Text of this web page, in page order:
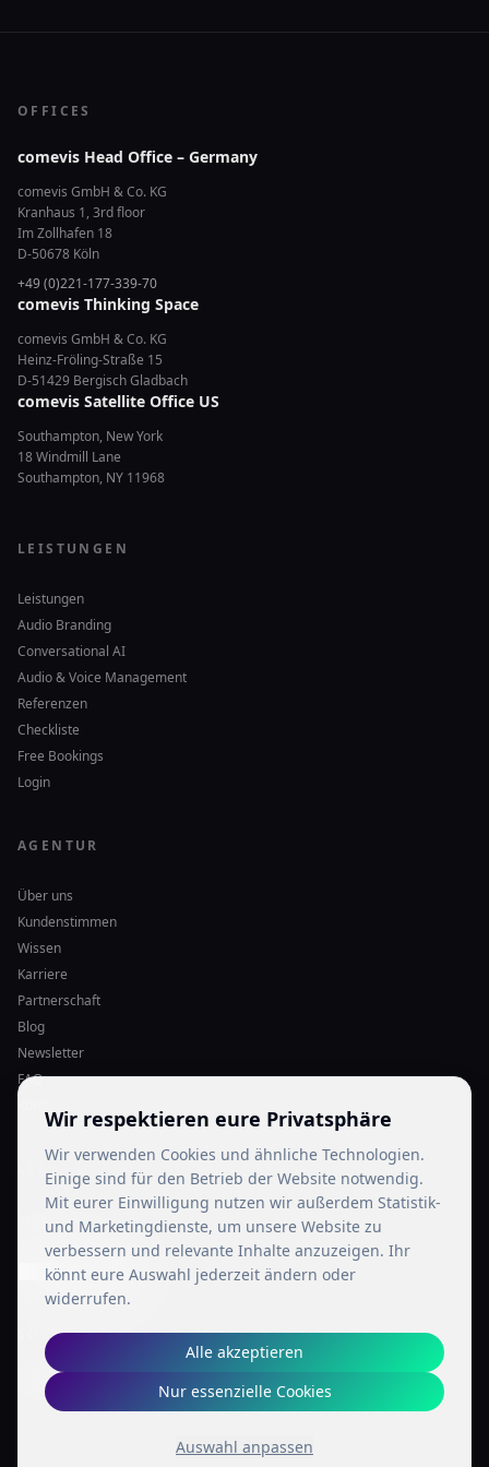
OFFICES
comevis Head Office – Germany
comevis GmbH & Co. KG
Kranhaus 1, 3rd floor
Im Zollhafen 18
D-50678 Köln
+49 (0)221-177-339-70
comevis Thinking Space
comevis GmbH & Co. KG
Heinz-Fröling-Straße 15
D-51429 Bergisch Gladbach
comevis Satellite Office US
Southampton, New York
18 Windmill Lane
Southampton, NY 11968
LEISTUNGEN
Leistungen
Audio Branding
Conversational AI
Audio & Voice Management
Referenzen
Checkliste
Free Bookings
Login
AGENTUR
Über uns
Kundenstimmen
Wissen
Karriere
Partnerschaft
Blog
Newsletter
FAQ
LEGAL
Impressum
Datenschutz
Cookie-Einstellungen
SOCIAL MEDIA
Wir respektieren eure Privatsphäre
Wir verwenden Cookies und ähnliche Technologien.
Einige sind für den Betrieb der Website notwendig.
Mit eurer Einwilligung nutzen wir außerdem Statistik-
und Marketingdienste, um unsere Website zu
verbessern und relevante Inhalte anzuzeigen. Ihr
könnt eure Auswahl jederzeit ändern oder
widerrufen.
Alle akzeptieren
Nur essenzielle Cookies
Auswahl anpassen